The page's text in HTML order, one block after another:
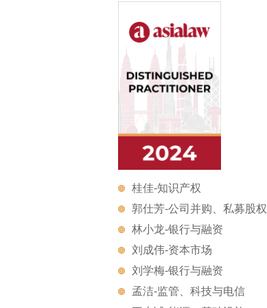
桂佳-知识产权
郭仕芳-公司并购、私募股权
林小龙-银行与融资
刘成伟-资本市场
刘学梅-银行与融资
孟洁-监管、科技与电信